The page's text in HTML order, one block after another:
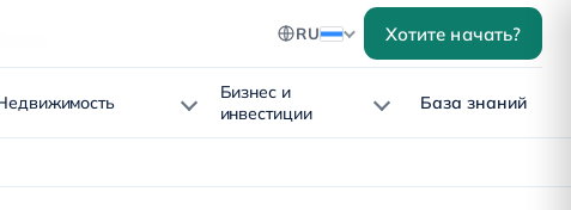
Бизнес и
инвестиции
База знаний
RU Хотите начать?